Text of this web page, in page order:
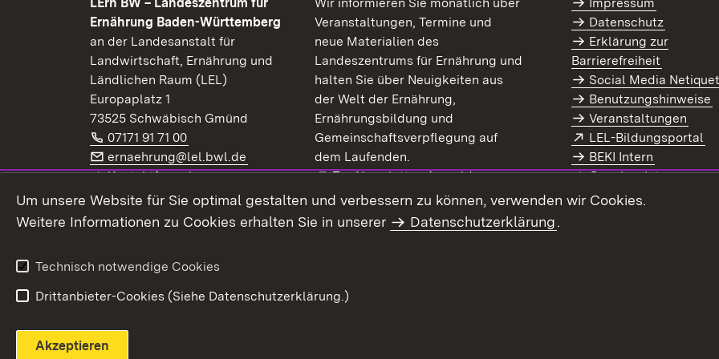
Ernährung Baden-Württemberg
an der Landesanstalt für
Landwirtschaft, Ernährung und
Ländlichen Raum (LEL)
Europaplatz 1
73525 Schwäbisch Gmünd
Telefon:
07171 91 71 00 (Öffnet in neuem Fenster)
E-Mail:
ernaehrung@lel.bwl.de (Öffnet in neuem Fenster)
Kontaktformular
Extern:
LinkedIn (Öffnet in neuem Fenster)
Veranstaltungen, Termine und
neue Materialien des
Landeszentrums für Ernährung und
halten Sie über Neuigkeiten aus
der Welt der Ernährung,
Ernährungsbildung und
Gemeinschaftsverpflegung auf
dem Laufenden.
Extern:
Zur Newsletter-Anmeldung(Öffnet in neuem Fenster)
Newsletter-Archiv
Datenschutz
Erklärung zur
Barrierefreiheit
Social Media
Benutzungshinweise
Veranstaltungen
Extern:
LEL-Bildungsportal
BEKI Intern
Coaches Intern
Intranet
Um unsere Website für Sie optimal gestalten und verbessern zu können, verwenden wir Cookies.
Weitere Informationen zu Cookies erhalten Sie in unserer
Datenschutzerklärung.
Technisch notwendige Cookies
Drittanbieter-Cookies (Siehe Datenschutzerklärung.)
Akzeptieren